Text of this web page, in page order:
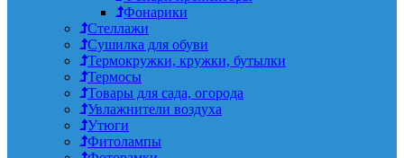
Фонарики
Стеллажи
Сушилка для обуви
Термокружки, кружки, бутылки
Термосы
Товары для сада, огорода
Увлажнители воздуха
Утюги
Фитолампы